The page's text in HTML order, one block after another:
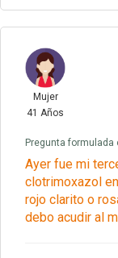
Mujer
41 Años
Pregunta formulada
Ayer fue mi
clotrimoxazol
rojo clarito o
debo acudir al